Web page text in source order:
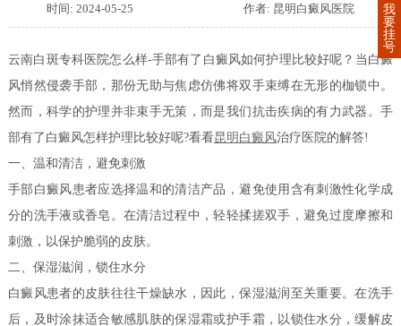
时间: 2024-05-25 作者: 昆明白癜风医院
云南白斑专科医院怎么样-手部有了白癜风如何护理比较好呢？当白癜
风悄然侵袭手部，那份无助与焦虑仿佛将双手束缚在无形的枷锁中。
然而，科学的护理并非束手无策，而是我们抗击疾病的有力武器。手
部有了白癜风怎样护理比较好呢?看看昆明白癜风治疗医院的解答!
一、温和清洁，避免刺激
手部白癜风患者应选择温和的清洁产品，避免使用含有刺激性化学成
分的洗手液或香皂。在清洁过程中，轻轻揉搓双手，避免过度摩擦和
刺激，以保护脆弱的皮肤。
二、保湿滋润，锁住水分
白癜风患者的皮肤往往干燥缺水，因此，保湿滋润至关重要。在洗手
后，及时涂抹适合敏感肌肤的保湿霜或护手霜，以锁住水分，缓解皮
我
要
挂
号